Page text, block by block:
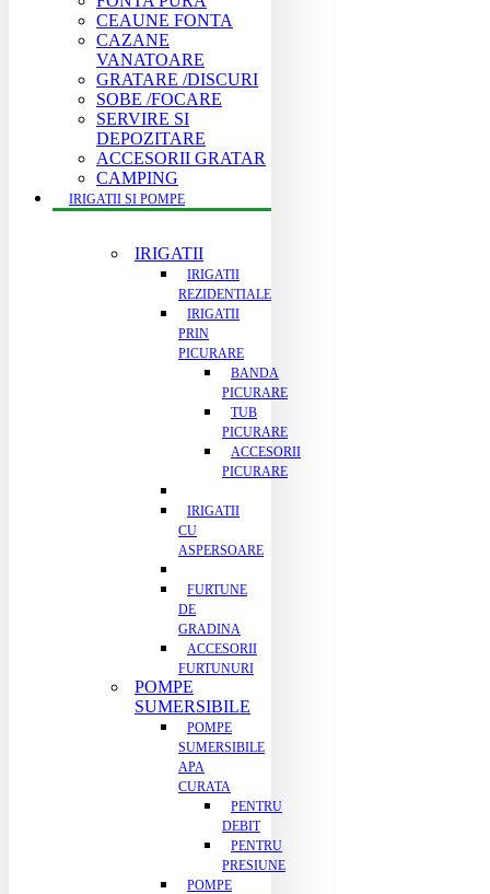
CEAUNE FONTA
CAZANE
VANATOARE
GRATARE /DISCURI
SOBE /FOCARE
SERVIRE SI
DEPOZITARE
ACCESORII GRATAR
CAMPING
IRIGATII SI POMPE
IRIGATII
IRIGATII
REZIDENTIALE
IRIGATII
PRIN
PICURARE
BANDA
PICURARE
TUB
PICURARE
ACCESORII
PICURARE
IRIGATII
CU
ASPERSOARE
FURTUNE
DE
GRADINA
ACCESORII
FURTUNURI
POMPE
SUMERSIBILE
POMPE
SUMERSIBILE
APA
CURATA
PENTRU
DEBIT
PENTRU
PRESIUNE
POMPE